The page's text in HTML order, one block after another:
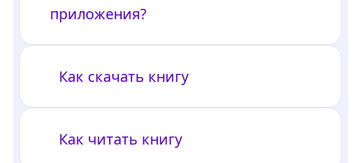
приложения?
Как скачать книгу
Как читать книгу